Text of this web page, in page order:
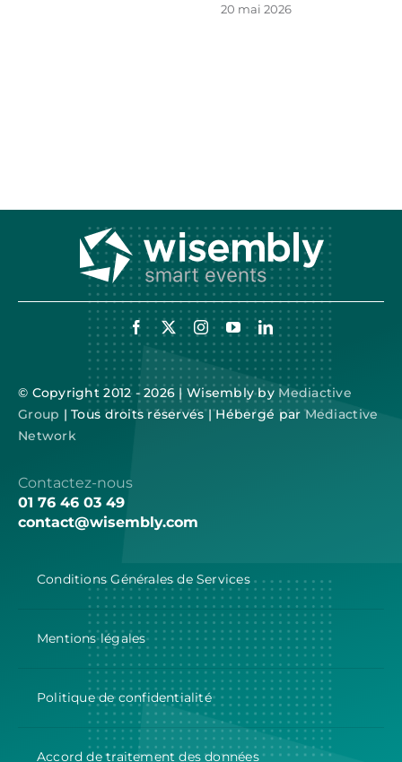
20 mai 2026
© Copyright 2012 - 2026 | Wisembly by Mediactive
Group | Tous droits réservés | Hébergé parMediactive
Network
Contactez-nous
01 76 46 03 49
contact@wisembly.com
Conditions Générales de Services
Mentions légales
Politique de confidentialité
Accord de traitement des données